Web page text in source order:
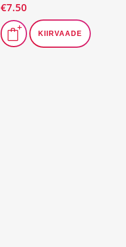
€7.50
KIIRVAADE